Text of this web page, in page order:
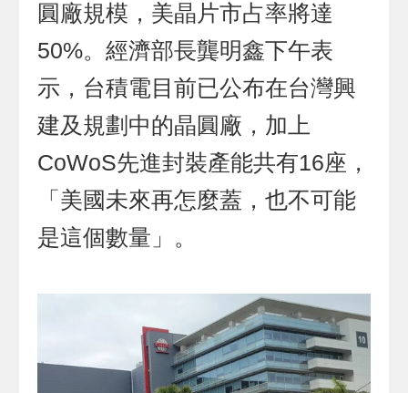
圓廠規模，美晶片市占率將達
50%。經濟部長龔明鑫下午表
示，台積電目前已公布在台灣興
建及規劃中的晶圓廠，加上
CoWoS先進封裝產能共有16座，
「美國未來再怎麼蓋，也不可能
是這個數量」。